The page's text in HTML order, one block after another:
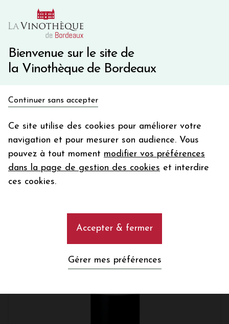
Bienvenue sur le site de
la Vinothèque de Bordeaux
Continuer sans accepter
Ce site utilise des cookies pour améliorer votre
navigation et pour mesurer son audience. Vous
pouvez à tout moment modifier vos préférences
dans la page de gestion des cookies et interdire
ces cookies.
Accepter & fermer
Gérer mes préférences
10€ de remise immédiate sur votre première commande
Une question ?
en bon d'achat
Votre
email
En m’abonnant, j’accepte de recevoir la newsletter de la